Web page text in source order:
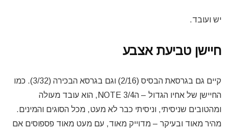
יש ועובד.
חיישן טביעת אצבע
קיים גם בגרסאת הבסיס (2/16) וגם בגרסא הבכירה (3/32). כמו
החיישן של אחיו הגדול – הNOTE 3/4, הוא עובד מעולה
ומהטובים שניסיתי, וניסיתי כבר לא מעט, מכל הסוגים והמינים.
מהיר מאוד ובעיקר – מדוייק מאוד, עם מעט מאוד פספוסים אם